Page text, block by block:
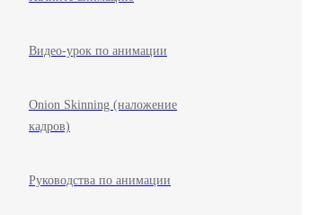
Видео-урок по анимации
Onion Skinning (наложение
кадров)
Руководства по анимации